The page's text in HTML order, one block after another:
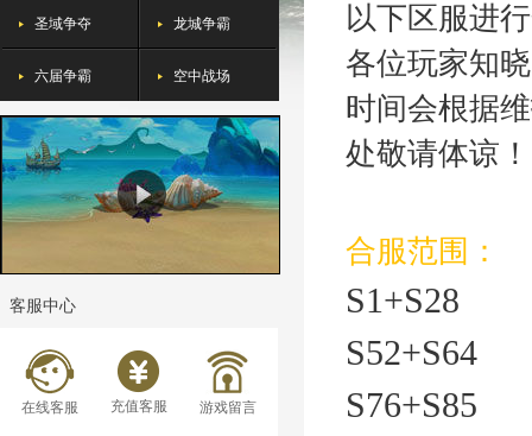
圣域争夺 龙城争霸
六届争霸 空中战场
客服中心
在线客服 充值客服 游戏留言
以下区服进
各位玩家知
时间会根据
处敬请体谅！
合服范围：
S1+S28
S52+S64
S76+S85